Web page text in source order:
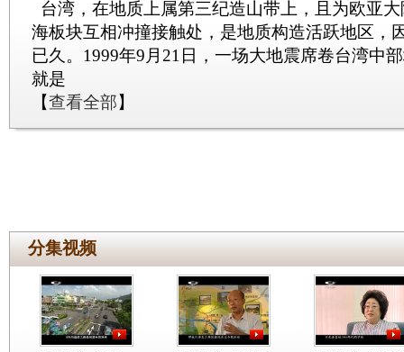
台湾，在地质上属第三纪造山带上，且为欧亚
海板块互相冲撞接触处，是地质构造活跃地区，
已久。1999年9月21日，一场大地震席卷台湾中
就是
【查看全部】
分集视频